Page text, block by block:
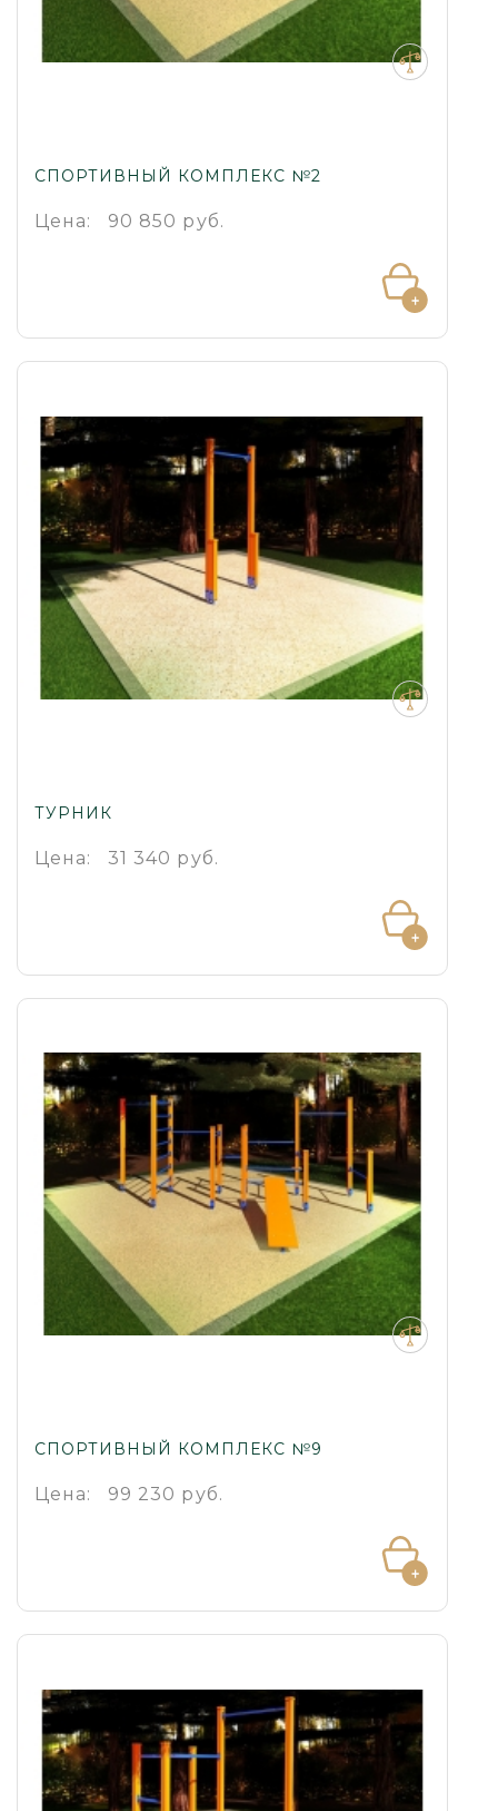
СПОРТИВНЫЙ КОМПЛЕКС №2
Цена: 90 850 руб.
ТУРНИК
Цена: 31 340 руб.
СПОРТИВНЫЙ КОМПЛЕКС №9
Цена: 99 230 руб.